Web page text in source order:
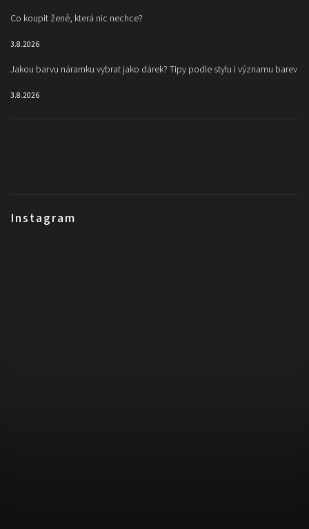
Instagram
Co koupit ženě, která nic nechce?
3.8.2026
Jakou barvu náramku vybrat jako dárek? Tipy podle stylu i významu barev
3.8.2026